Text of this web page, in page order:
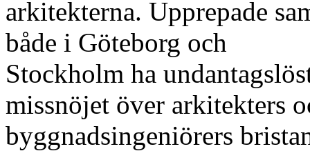
arkitekterna. Upprepade
både i Göteborg och
Stockholm ha
missnöjet över arkitekters
byggnadsingeniörers